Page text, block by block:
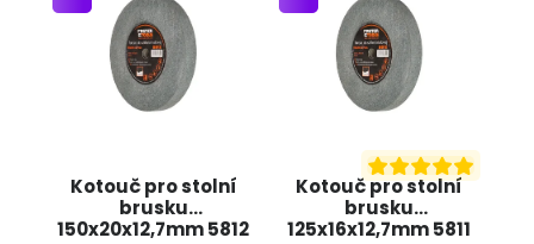
Kotouč pro stolní
brusku
150x20x12,7mm 5812
Kotouč pro stolní
brusku
125x16x12,7mm 5811